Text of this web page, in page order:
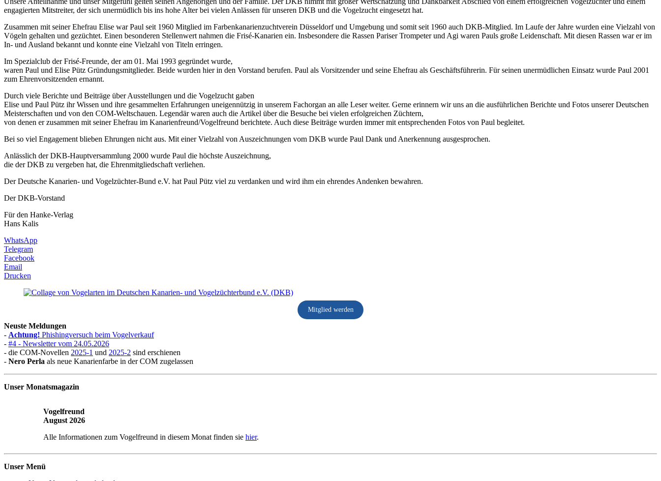
engagierten Mitstreiter, der sich unermüdlich bis ins hohe Alter bei vielen Anlässen für unseren DKB und die Vogelzucht eingesetzt hat.
Zusammen mit seiner Ehefrau Elise war Paul seit 1960 Mitglied im Farbenkanarienzuchtverein Düsseldorf und Umgebung und somit seit 1960 auch DKB-Mitglied. Im Laufe der Jahre wurden eine Vielzahl von
Vögeln gehalten und gezüchtet. Einen besonderen Stellenwert nahmen die Frisé-Kanarien ein. Insbesondere die Rassen Pariser Trompeter und Agi waren Pauls große Leidenschaft. Mit diesen Rassen war er im
In- und Ausland bekannt und konnte eine Vielzahl von Titeln erringen.
Im Spezialclub der Frisé-Freunde, der am 01. Mai 1993 gegründet wurde,
waren Paul und Elise Pütz Gründungsmitglieder. Beide wurden hier in den Vorstand berufen. Paul als Vorsitzender und seine Ehefrau als Geschäftsführerin. Für seinen unermüdlichen Einsatz wurde Paul 2001
zum Ehrenvorsitzenden ernannt.
Durch viele Berichte und Beiträge über Ausstellungen und die Vogelzucht gaben
Elise und Paul Pütz ihr Wissen und ihre gesammelten Erfahrungen uneigennützig in unserem Fachorgan an alle Leser weiter. Gerne erinnern wir uns an die ausführlichen Berichte und Fotos unserer Deutschen
Meisterschaften und von den COM-Weltschauen. Legendär waren auch die Artikel über die Besuche bei vielen erfolgreichen Züchtern,
von denen er zusammen mit seiner Ehefrau im Kanarienfreund/Vogelfreund berichtete. Auch diese Beiträge wurden immer mit entsprechenden Fotos von Paul begleitet.
Bei so viel Engagement blieben Ehrungen nicht aus. Mit einer Vielzahl von Auszeichnungen vom DKB wurde Paul Dank und Anerkennung ausgesprochen.
Anlässlich der DKB-Hauptversammlung 2000 wurde Paul die höchste Auszeichnung,
die der DKB zu vergeben hat, die Ehrenmitgliedschaft verliehen.
Der Deutsche Kanarien- und Vogelzüchter-Bund e.V. hat Paul Pütz viel zu verdanken und wird ihm ein ehrendes Andenken bewahren.
Der DKB-Vorstand
Für den Hanke-Verlag
Hans Kalis
WhatsApp
Telegram
Facebook
Email
Drucken
Mitglied werden
Neuste Meldungen
- Achtung! Phishingversuch beim Vogelverkauf
- #4 - Newsletter vom 24.05.2026
- die COM-Novellen 2025-1 und 2025-2 sind erschienen
- Nero Perla als neue Kanarienfarbe in der COM zugelassen
Unser Monatsmagazin
Vogelfreund
August 2026
Alle Informationen zum Vogelfreund in diesem Monat finden sie hier.
Unser Menü